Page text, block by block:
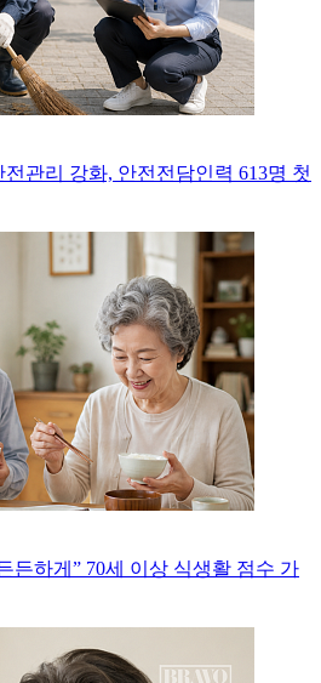
관리 강화, 안전전담인력 613명 첫
든하게” 70세 이상 식생활 점수 가